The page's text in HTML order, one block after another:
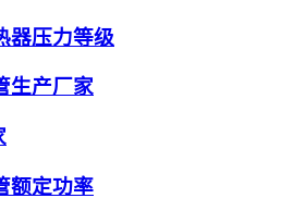
器压力等级
生产厂家
额定功率